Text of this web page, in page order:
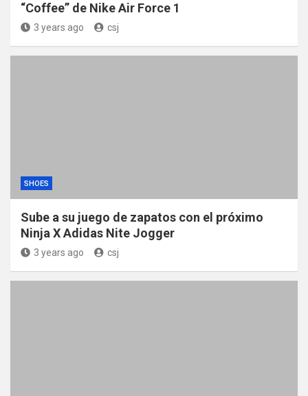
“Coffee” de Nike Air Force 1
3 years ago csj
SHOES
Sube a su juego de zapatos con el próximo
Ninja X Adidas Nite Jogger
3 years ago csj